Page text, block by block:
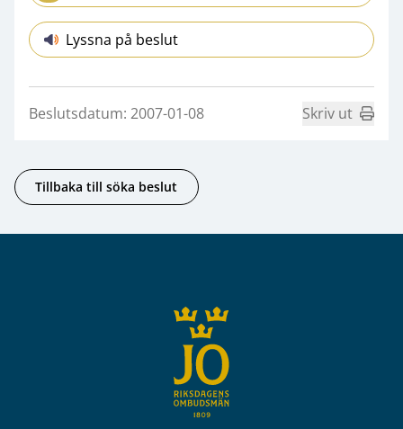
Lyssna på beslut
Beslutsdatum: 2007-01-08 Skriv ut
Tillbaka till söka beslut